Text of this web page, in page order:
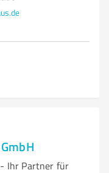
Ihr Partner für